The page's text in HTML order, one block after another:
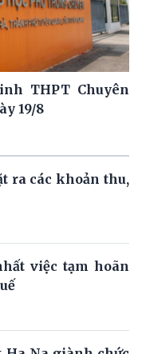
THPT Chuyên
19/8
ra các khoản thu,
việc tạm hoãn